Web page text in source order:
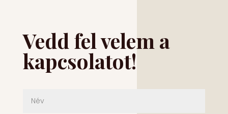
Vedd fel velem a
kapcsolatot!